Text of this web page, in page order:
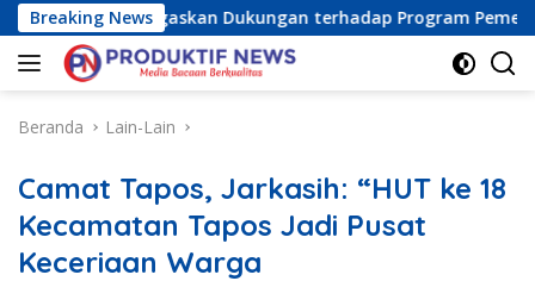
Langsung
ke
konten
Breaking News
Tegaskan Dukungan terhadap Program Pemerintah
Beranda Lain-Lain
Camat Tapos, Jarkasih: “HUT ke 18
Kecamatan Tapos Jadi Pusat
Keceriaan Warga